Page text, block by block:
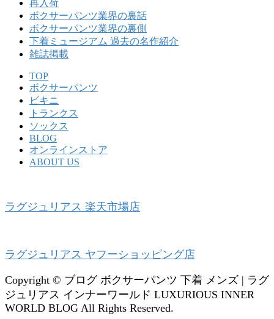
再入荷
ボクサーパンツ業界の裏話
ボクサーパンツ業界の裏側
下着ミュージアム 過去の名作紹介
雑誌掲載
TOP
ボクサーパンツ
ビキニ
トランクス
ソックス
BLOG
オンラインストア
ABOUT US
ラグジュリアス 楽天市場店
ラグジュリアス ヤフーショッピング店
Copyright © ブログ ボクサーパンツ 下着 メンズ | ラグ
ジュリアス インナーワールド LUXURIOUS INNER
WORLD BLOG All Rights Reserved.